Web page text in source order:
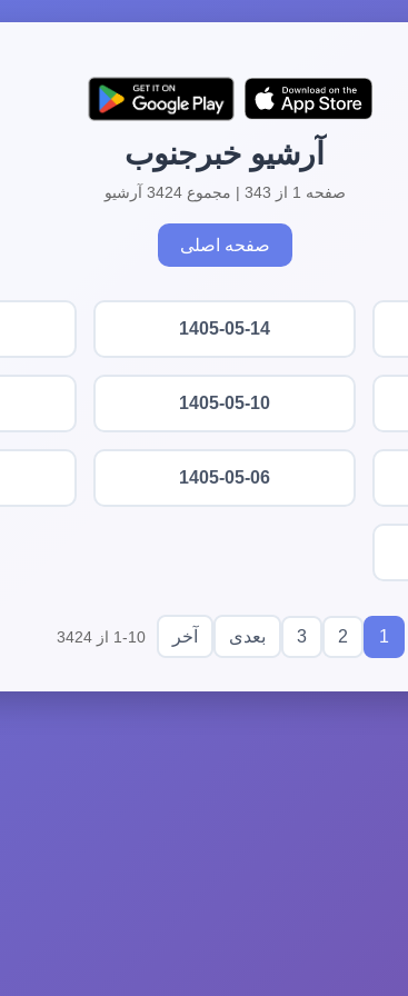
آرشیو خبرجنوب
صفحه 1 از 343 | مجموع 3424 آرشیو
صفحه اصلی
1405-05-14
1405-05-10
1405-05-06
1
2
3 بعدی آخر 1-10 از 3424